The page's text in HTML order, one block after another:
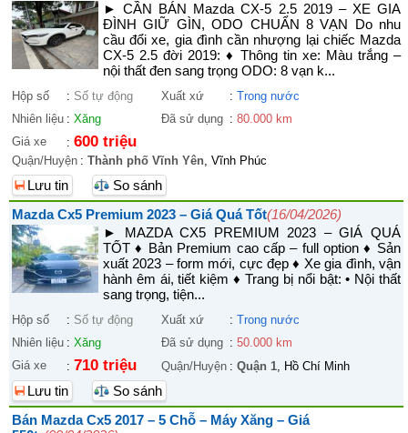
► CẦN BÁN Mazda CX-5 2.5 2019 – XE GIA
ĐÌNH GIỮ GÌN, ODO CHUẨN 8 VẠN Do nhu
cầu đổi xe, gia đình cần nhượng lại chiếc Mazda
CX-5 2.5 đời 2019: ♦ Thông tin xe: Màu trắng –
nội thất đen sang trọng ODO: 8 vạn k...
Hộp số : Số tự động Xuất xứ : Trong nước
Nhiên liệu : Xăng Đã sử dụng : 80.000 km
Giá xe
: 600 triệu
Quận/Huyện : Thành phố Vĩnh Yên, Vĩnh Phúc
Lưu tin
So sánh
Mazda Cx5 Premium 2023 – Giá Quá Tốt(16/04/2026)
► MAZDA CX5 PREMIUM 2023 – GIÁ QUÁ
TỐT ♦ Bản Premium cao cấp – full option ♦ Sản
xuất 2023 – form mới, cực đẹp ♦ Xe gia đình, vận
hành êm ái, tiết kiệm ♦ Trang bị nổi bật: • Nội thất
sang trọng, tiện...
Hộp số : Số tự động Xuất xứ : Trong nước
Nhiên liệu : Xăng Đã sử dụng : 50.000 km
Giá xe
: 710 triệu Quận/Huyện : Quận 1, Hồ Chí Minh
Lưu tin
So sánh
Bán Mazda Cx5 2017 – 5 Chỗ – Máy Xăng – Giá